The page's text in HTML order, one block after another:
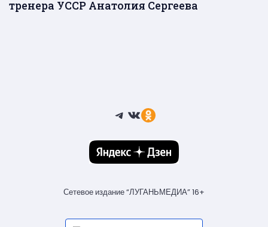
тренера УССР Анатолия Сергеева
Telegram
ВКонтакте
Ссылка
Сетевое издание “ЛУГАНЬМЕДИА” 16+